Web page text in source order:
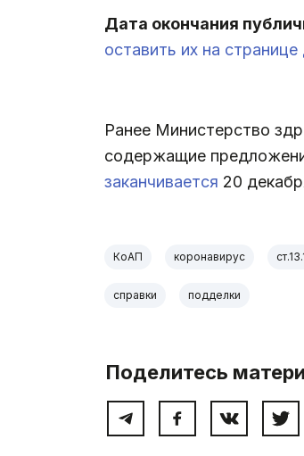
Дата окончания
оставить их на
Ранее Министерство
содержащие
заканчивается 20
КоАП коронавирус
справки подделки
Поделитесь